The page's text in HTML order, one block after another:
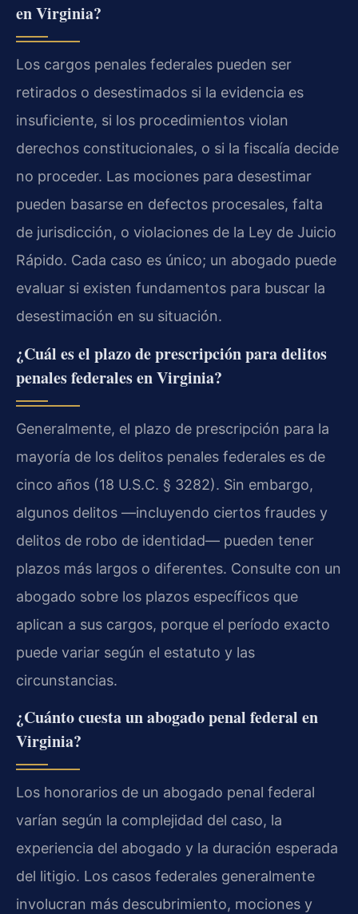
en Virginia?
Los cargos penales federales pueden ser
retirados o desestimados si la evidencia es
insuficiente, si los procedimientos violan
derechos constitucionales, o si la fiscalía decide
no proceder. Las mociones para desestimar
pueden basarse en defectos procesales, falta
de jurisdicción, o violaciones de la Ley de Juicio
Rápido. Cada caso es único; un abogado puede
evaluar si existen fundamentos para buscar la
desestimación en su situación.
¿Cuál es el plazo de prescripción para delitos
penales federales en Virginia?
Generalmente, el plazo de prescripción para la
mayoría de los delitos penales federales es de
cinco años (18 U.S.C. § 3282). Sin embargo,
algunos delitos —incluyendo ciertos fraudes y
delitos de robo de identidad— pueden tener
plazos más largos o diferentes. Consulte con un
abogado sobre los plazos específicos que
aplican a sus cargos, porque el período exacto
puede variar según el estatuto y las
circunstancias.
¿Cuánto cuesta un abogado penal federal en
Virginia?
Los honorarios de un abogado penal federal
varían según la complejidad del caso, la
experiencia del abogado y la duración esperada
del litigio. Los casos federales generalmente
involucran más descubrimiento, mociones y